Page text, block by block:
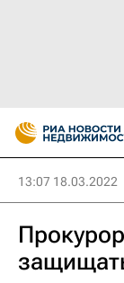
13:07 18.03.2022